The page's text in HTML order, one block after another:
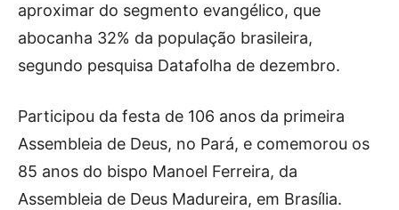
aproximar do segmento evangélico, que
abocanha 32% da população brasileira,
segundo pesquisa Datafolha de dezembro.
Participou da festa de 106 anos da primeira
Assembleia de Deus, no Pará, e comemorou os
85 anos do bispo Manoel Ferreira, da
Assembleia de Deus Madureira, em Brasília.